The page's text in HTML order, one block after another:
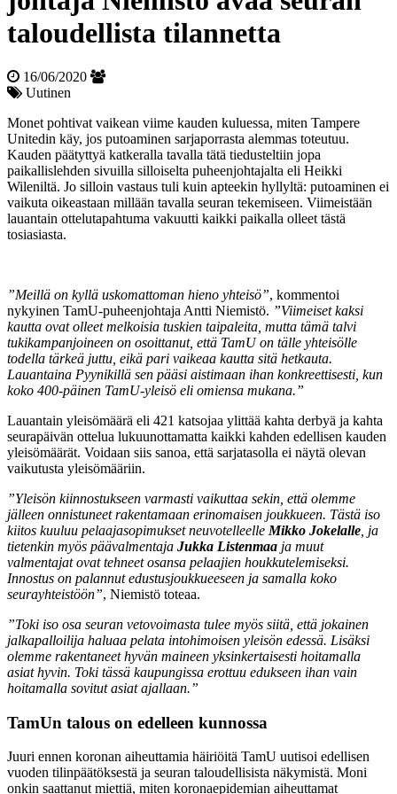
taloudellista tilannetta
16/06/2020
Uutinen
Monet pohtivat vaikean viime kauden kuluessa, miten Tampere
Unitedin käy, jos putoaminen sarjaporrasta alemmas toteutuu.
Kauden päätyttyä katkeralla tavalla tätä tiedusteltiin jopa
paikallislehden sivuilla silloiselta puheenjohtajalta eli Heikki
Wileniltä. Jo silloin vastaus tuli kuin apteekin hyllyltä: putoaminen ei
vaikuta oikeastaan millään tavalla seuran tekemiseen. Viimeistään
lauantain ottelutapahtuma vakuutti kaikki paikalla olleet tästä
tosiasiasta.
”Meillä on kyllä uskomattoman hieno yhteisö”, kommentoi
nykyinen TamU-puheenjohtaja Antti Niemistö. ”Viimeiset kaksi
kautta ovat olleet melkoisia tuskien taipaleita, mutta tämä talvi
tukikampanjoineen on osoittanut, että TamU on tälle yhteisölle
todella tärkeä juttu, eikä pari vaikeaa kautta sitä hetkauta.
Lauantaina Pyynikillä sen pääsi aistimaan ihan konkreettisesti, kun
koko 400-päinen TamU-yleisö eli omiensa mukana.”
Lauantain yleisömäärä eli 421 katsojaa ylittää kahta derbyä ja kahta
seurapäivän ottelua lukuunottamatta kaikki kahden edellisen kauden
yleisömäärät. Voidaan siis sanoa, että sarjatasolla ei näytä olevan
vaikutusta yleisömääriin.
”Yleisön kiinnostukseen varmasti vaikuttaa sekin, että olemme
jälleen onnistuneet rakentamaan erinomaisen joukkueen. Tästä iso
kiitos kuuluu pelaajasopimukset neuvotelleelle Mikko Jokelalle , ja
tietenkin myös päävalmentaja Jukka Listenmaa ja muut
valmentajat ovat tehneet osansa pelaajien houkkutelemiseksi.
Innostus on palannut edustusjoukkueeseen ja samalla koko
seurayhteistöön”, Niemistö toteaa.
”Toki iso osa seuran vetovoimasta tulee myös siitä, että jokainen
jalkapalloilija haluaa pelata intohimoisen yleisön edessä. Lisäksi
olemme rakentaneet hyvän maineen yksinkertaisesti hoitamalla
asiat hyvin. Toki tässä kaupungissa erottuu edukseen ihan vain
hoitamalla sovitut asiat ajallaan.”
TamUn talous on edelleen kunnossa
Juuri ennen koronan aiheuttamia häiriöitä TamU uutisoi edellisen
vuoden tilinpäätöksestä ja seuran taloudellisista näkymistä. Moni
onkin saattanut miettiä, miten koronaepidemian aiheuttamat